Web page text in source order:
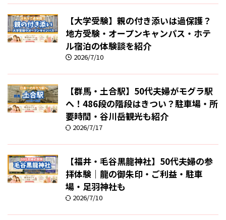
【大学受験】親の付き添いは過保護？
地方受験・オープンキャンパス・ホテ
ル宿泊の体験談を紹介
2026/7/10
【群馬・土合駅】50代夫婦がモグラ駅
へ！486段の階段はきつい？駐車場・所
要時間・谷川岳観光も紹介
2026/7/17
【福井・毛谷黒龍神社】50代夫婦の参
拝体験｜龍の御朱印・ご利益・駐車
場・足羽神社も
2026/7/10